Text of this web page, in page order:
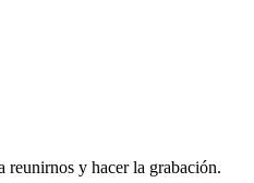
reunirnos y hacer la grabación.